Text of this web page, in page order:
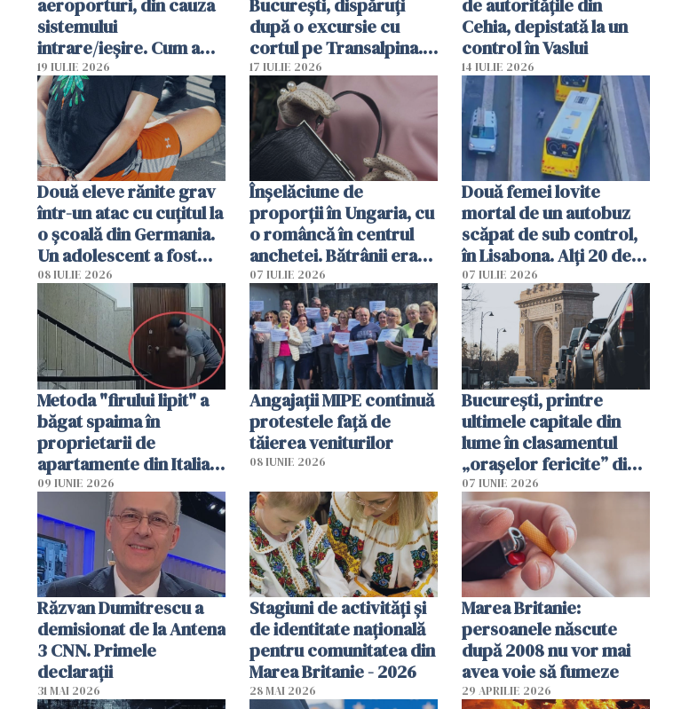
aeroporturi, din cauza
sistemului
intrare/ieșire. Cum a
ajuns o femeie să fie
arestată în Cluj-Napoca
19 IULIE 2026
București, dispăruți
după o excursie cu
cortul pe Transalpina.
Poliția și familia îi caută
17 IULIE 2026
de autoritățile din
Cehia, depistată la un
control în Vaslui
14 IULIE 2026
Două eleve rănite grav
într-un atac cu cuțitul la
o școală din Germania.
Un adolescent a fost
arestat
08 IULIE 2026
Înșelăciune de
proporții în Ungaria, cu
o româncă în centrul
anchetei. Bătrânii erau
puși să lase la poartă
genți cu aur și bani
07 IULIE 2026
Două femei lovite
mortal de un autobuz
scăpat de sub control,
în Lisabona. Alți 20 de
oameni sunt răniți
07 IULIE 2026
Metoda "firului lipit" a
băgat spaima în
proprietarii de
apartamente din Italia.
Poliția, sesizată
09 IUNIE 2026
Angajaţii MIPE continuă
protestele faţă de
tăierea veniturilor
08 IUNIE 2026
București, printre
ultimele capitale din
lume în clasamentul
„orașelor fericite” din
2026
07 IUNIE 2026
Răzvan Dumitrescu a
demisionat de la Antena
3 CNN. Primele
declarații
31 MAI 2026
Stagiuni de activități și
de identitate națională
pentru comunitatea din
Marea Britanie - 2026
28 MAI 2026
Marea Britanie:
persoanele născute
după 2008 nu vor mai
avea voie să fumeze
29 APRILIE 2026